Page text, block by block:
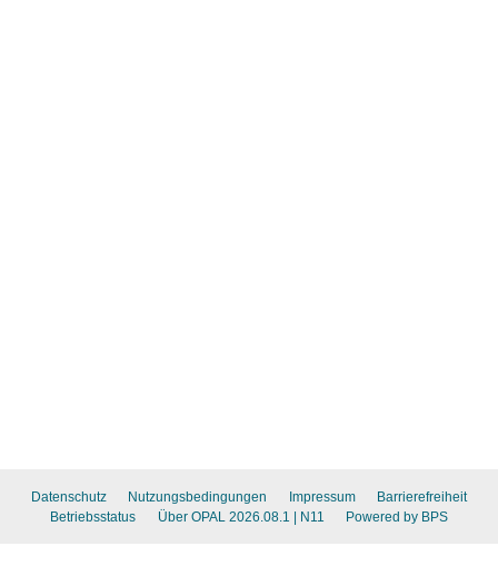
Datenschutz Nutzungsbedingungen Impressum
Barrierefreiheit
Betriebsstatus
Über OPAL 2026.08.1 | N11 Powered by BPS